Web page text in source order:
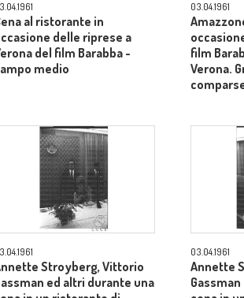
al ristorante in
delle riprese a
del film Barabba -
medio
03.04.1961
film
Verona.
Stroyberg, Vittorio
ed altri durante una
03.04.1961
Annette